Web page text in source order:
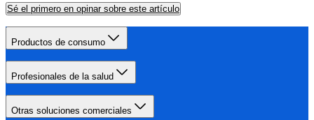
Sé el primero en opinar sobre este artículo
Productos de consumo
Profesionales de la salud
Otras soluciones comerciales